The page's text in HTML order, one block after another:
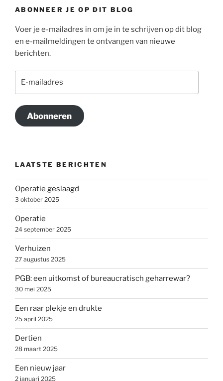
ABONNEER JE OP DIT BLOG
Voer je e-mailadres in om je in te schrijven op dit blog
en e-mailmeldingen te ontvangen van nieuwe
berichten.
Abonneren
LAATSTE BERICHTEN
Operatie geslaagd
3 oktober 2025
Operatie
24 september 2025
Verhuizen
27 augustus 2025
PGB: een uitkomst of bureaucratisch geharrewar?
30 mei 2025
Een raar plekje en drukte
25 april 2025
Dertien
28 maart 2025
Een nieuw jaar
2 januari 2025